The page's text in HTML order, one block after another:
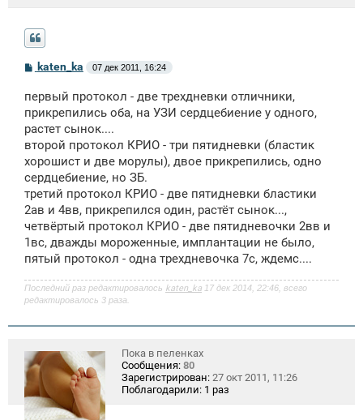
С
о
б
щ
е
н
и
katen_ka 07 дек 2011, 16:24
первый протокол - две трехдневки отличники,
прикрепились оба, на УЗИ сердцебиение у одного,
растет сынок....
второй протокол КРИО - три пятидневки (бластик
хорошист и две морулы), двое прикрепились, одно
сердцебиение, но ЗБ.
третий протокол КРИО - две пятидневки бластики
2ав и 4вв, прикрепился один, растёт сынок...,
четвёртый протокол КРИО - две пятидневочки 2вв и
1вс, дважды мороженные, имплантации не было,
пятый протокол - одна трехдневочка 7с, ждемс....
Последний раз редактировалось katen_ka 17 дек 2014, 22:46, всего
редактировалось 3 раза.
Пока в пеленках
Сообщения: 80
Зарегистрирован: 27 окт 2011, 11:26
Поблагодарили: 1 раз